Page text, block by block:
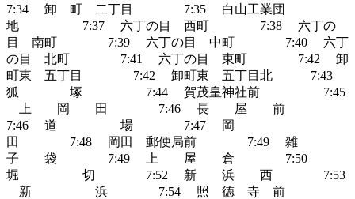
7:34 卸 町 二丁目 7:35 白山工業団
地 7:37 六丁の目 西町 7:38 六丁の
目 南町 7:39 六丁の目 中町 7:40 六丁
の目 北町 7:41 六丁の目 東町 7:42 卸
町東 五丁目 7:42 卸町東 五丁目北 7:43
狐 塚 7:44 賀茂皇神社前 7:45
上 岡 田 7:46 長 屋 前
7:46 道 場 7:47 岡
田 7:48 岡田 郵便局前 7:49 雑
子 袋 7:49 上 屋 倉 7:50
堀 切 7:52 新 浜 西 7:53
新 浜 7:54 照 徳 寺 前